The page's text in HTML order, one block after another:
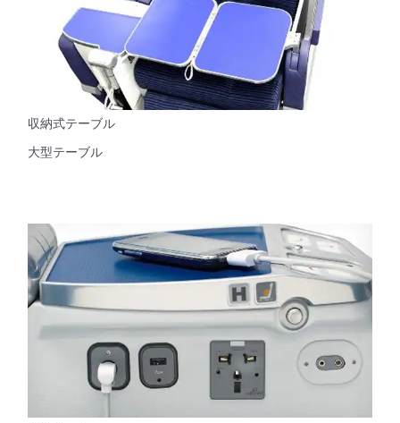
収納式テーブル
大型テーブル